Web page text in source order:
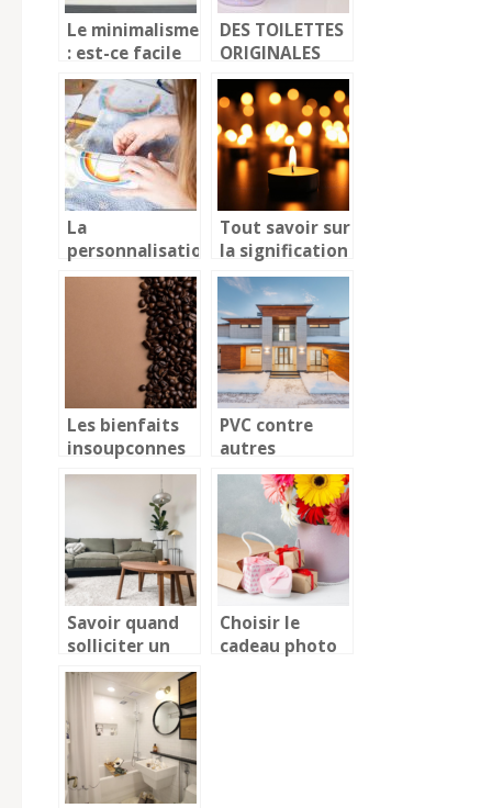
Le minimalisme
: est-ce facile
de s’y convertir
?
DES TOILETTES
ORIGINALES
PRESQUE
PARTOUT
La
personnalisation
: une tendance
Tout savoir sur
la signification
des bougies
Les bienfaits
insoupconnes
du cafe sur la
sante et le
PVC contre
autres
materiaux :
Pourquoi opter
pour des
portes et
fenetres en
PVC ?
Savoir quand
solliciter un
architecte
d’interieur a
Choisir le
cadeau photo